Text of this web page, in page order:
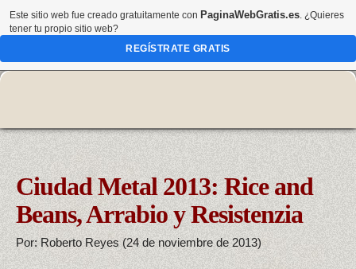
Ciudad Metal 2013: Rice and
Beans, Arrabio y Resistenzia
Por: Roberto Reyes (24 de noviembre de 2013)
Este sitio web fue creado gratuitamente con PaginaWebGratis.es. ¿Quieres
tener tu propio sitio web?
REGÍSTRATE GRATIS